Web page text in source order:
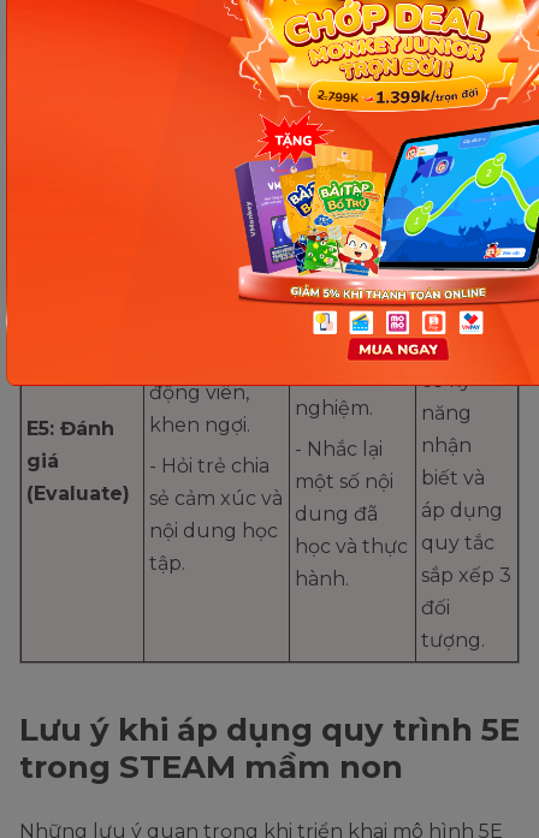
mẫu” và “Bé
khéo tay”.
- Quan sát và
trẻ trang trí
hoạ tiết theo
bằng dụng
cụ âm nhạc.
- Trang trí
hoạ tiết
theo chu
kỳ sắp xếp.
năng
sáng tạo,
tư duy
logic và
phối hợp
nhóm.
E5: Đánh
giá
(Evaluate)
động viên,
khen ngợi.
- Hỏi trẻ chia
sẻ cảm xúc và
nội dung học
tập.
- Trả lời,
nghiệm.
- Nhắc lại
một số nội
dung đã
học và thực
hành.
Ghi nhận
sự tiến
bộ, củng
cố kỹ
năng
nhận
biết và
áp dụng
quy tắc
sắp xếp 3
đối
tượng.
Lưu ý khi áp dụng quy trình 5E
trong STEAM mầm non
Những lưu ý quan trọng khi triển khai mô hình 5E